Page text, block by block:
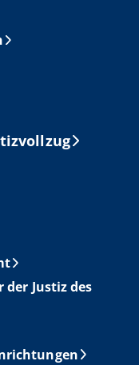
Justiz des